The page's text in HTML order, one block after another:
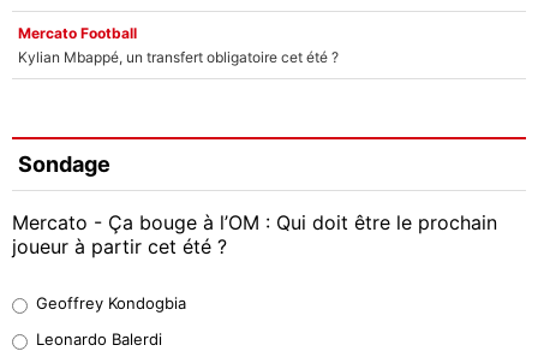
Mercato Football
Kylian Mbappé, un transfert obligatoire cet été ?
Sondage
Mercato - Ça bouge à l’OM : Qui doit être le prochain
joueur à partir cet été ?
38%
Geoffrey Kondogbia
Leonardo Balerdi